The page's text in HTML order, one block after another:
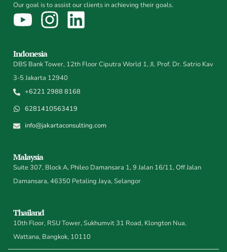
Our goal is to assist our clients in achieving their goals.
Indonesia
DBS Bank Tower, 12th Floor Ciputra World 1, Jl. Prof. Dr. Satrio Kav
3-5 Jakarta 12940
+6221 2988 8168
6281410563419
info@jakartaconsulting.com
Malaysia
Suite 307, Block A, Phileo Damansara 1, 9 Jalan 16/11, Off Jalan
Damansara, 46350 Petaling Jaya, Selangor
Thailand
10th Floor, RSU Tower, Sukhumvit 31 Road, Klongton Nua,
Wattana, Bangkok, 10110